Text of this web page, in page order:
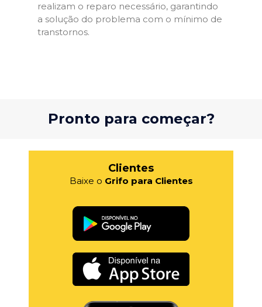
realizam o reparo necessário, garantindo
a solução do problema com o mínimo de
transtornos.
Pronto para começar?
Clientes
Baixe o Grifo para Clientes